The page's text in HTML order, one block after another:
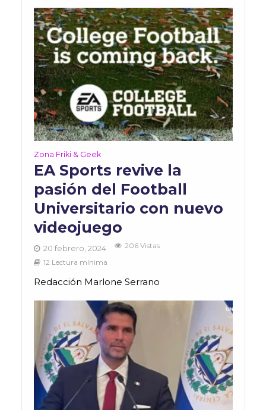
Zona Friki & Geek
EA Sports revive la
pasión del Football
Universitario con nuevo
videojuego
20 febrero, 2024
206 Vistas
12 Lectura mínima
Redacción Marlone Serrano